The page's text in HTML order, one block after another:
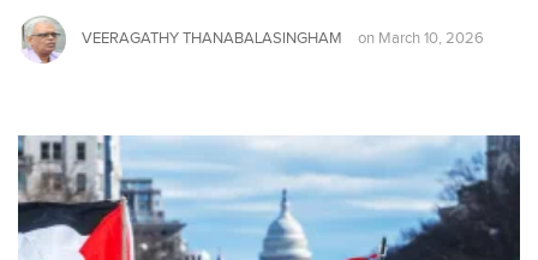
VEERAGATHY THANABALASINGHAM on March 10, 2026